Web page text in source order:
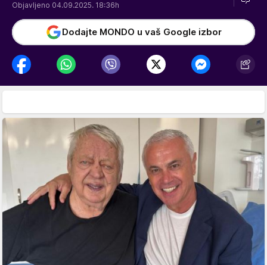
Objavljeno 04.09.2025. 18:36h
Dodajte MONDO u vaš Google izbor